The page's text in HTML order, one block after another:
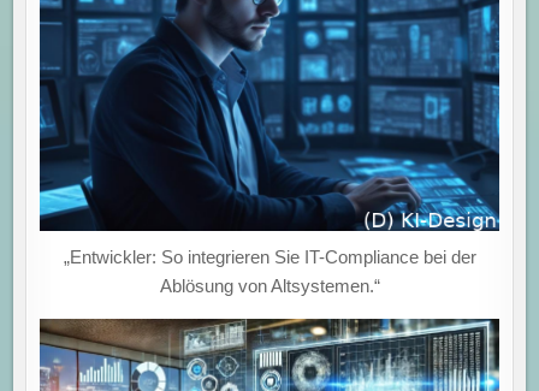
„Entwickler: So integrieren Sie IT-Compliance bei der
Ablösung von Altsystemen.“